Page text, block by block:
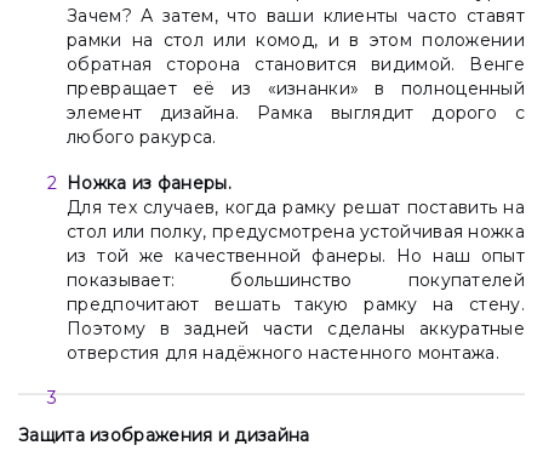
Зачем? А затем, что ваши клиенты часто ставят
рамки на стол или комод, и в этом положении
обратная сторона становится видимой. Венге
превращает её из «изнанки» в полноценный
элемент дизайна. Рамка выглядит дорого с
любого ракурса.
Ножка из фанеры.
Для тех случаев, когда рамку решат поставить на
стол или полку, предусмотрена устойчивая ножка
из той же качественной фанеры. Но наш опыт
показывает: большинство покупателей
предпочитают вешать такую рамку на стену.
Поэтому в задней части сделаны аккуратные
отверстия для надёжного настенного монтажа.
Защита изображения и дизайна